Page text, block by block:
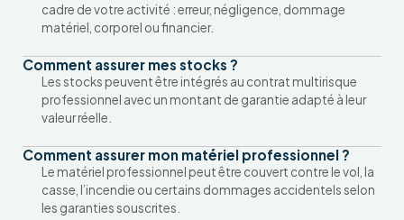
cadre de votre activité : erreur, négligence, dommage
matériel, corporel ou financier.
Comment assurer mes stocks ?
Les stocks peuvent être intégrés au contrat multirisque
professionnel avec un montant de garantie adapté à leur
valeur réelle.
Comment assurer mon matériel professionnel ?
Le matériel professionnel peut être couvert contre le vol, la
casse, l’incendie ou certains dommages accidentels selon
les garanties souscrites.